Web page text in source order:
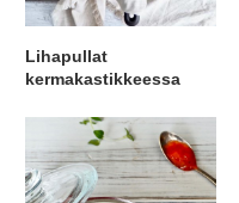
Lihapullat
kermakastikkeessa